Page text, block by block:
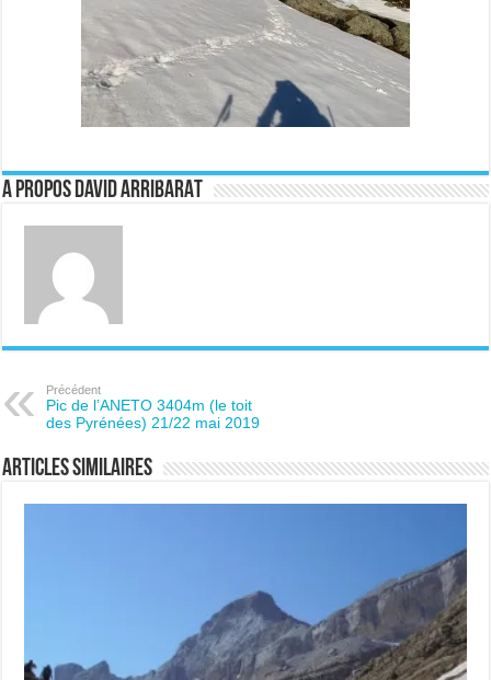
A propos David ARRIBARAT
Précédent
Pic de l’ANETO 3404m (le toit
des Pyrénées) 21/22 mai 2019
Articles similaires